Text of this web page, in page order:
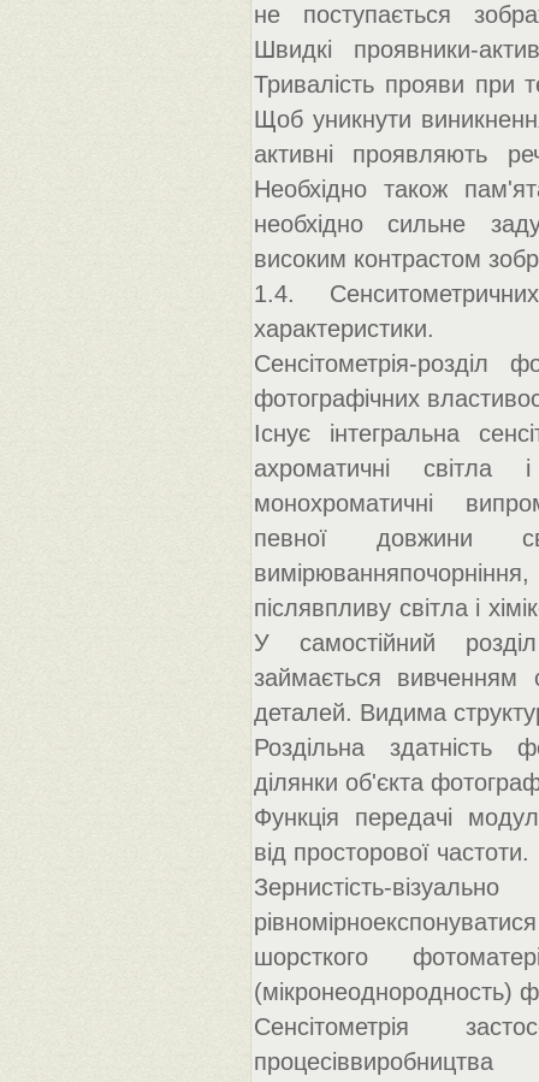
не поступається
Швидкі проявники-
Тривалість прояви при
Щоб уникнути
активні проявляють
Необхідно також
необхідно сильне
високим контрастом
1.4.
характеристики.
Сенсітометрія-
фотографічних
Існує інтегральна
ахроматичні світла
монохроматичні
певної довжини
післявпливу світла і
У самостійний розділ
займається вивченням
деталей. Видима
Роздільна здатність
ділянки об'єкта
Функція передачі
від просторової частоти.
Зернистість-
шорсткого
(мікронеоднородность)
Сенсітометрія